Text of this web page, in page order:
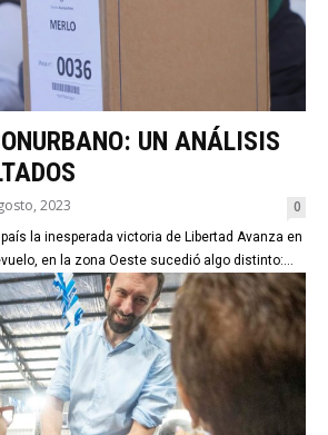
UN ANÁLISIS
2023 0
la inesperada victoria de Libertad Avanza en
en la zona Oeste sucedió algo distinto:...